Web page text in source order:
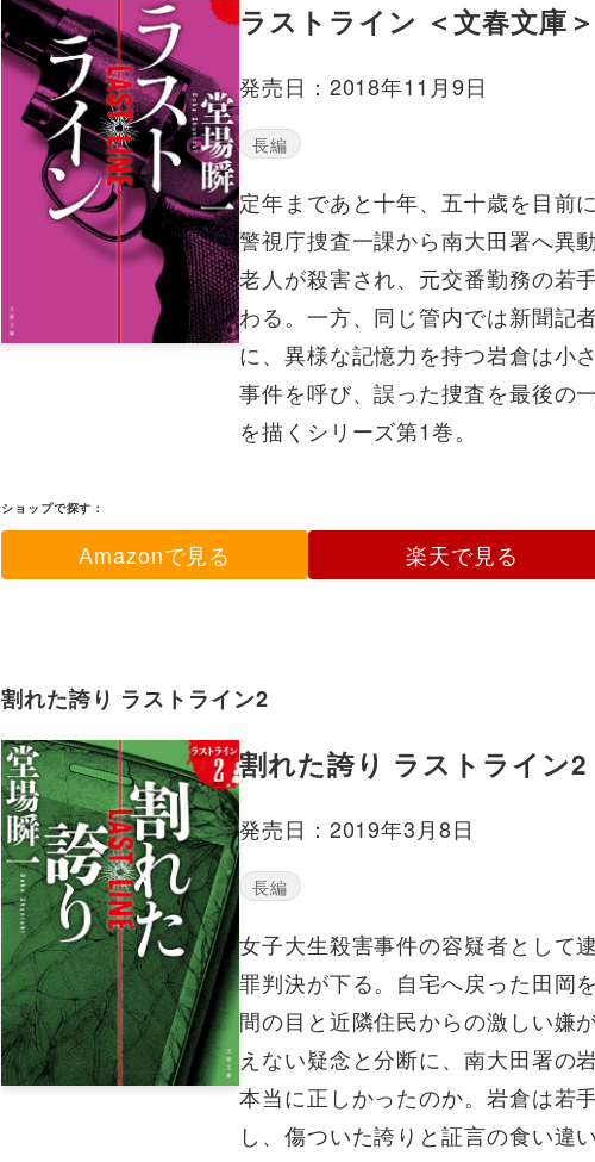
ラストライン ＜文春文庫＞
発売日：2018年11月9日
長編
定年まであと十年、五十歳を目前
警視庁捜査一課から南大田署へ異
老人が殺害され、元交番勤務の若
わる。一方、同じ管内では新聞記
に、異様な記憶力を持つ岩倉は小
事件を呼び、誤った捜査を最後の
を描くシリーズ第1巻。
ショップで探す：
Amazonで見る 楽天で見る
割れた誇り ラストライン2
割れた誇り ラストライン2
発売日：2019年3月8日
長編
女子大生殺害事件の容疑者として
罪判決が下る。自宅へ戻った田岡
間の目と近隣住民からの激しい嫌
えない疑念と分断に、南大田署の
本当に正しかったのか。岩倉は若
し、傷ついた誇りと証言の食い違